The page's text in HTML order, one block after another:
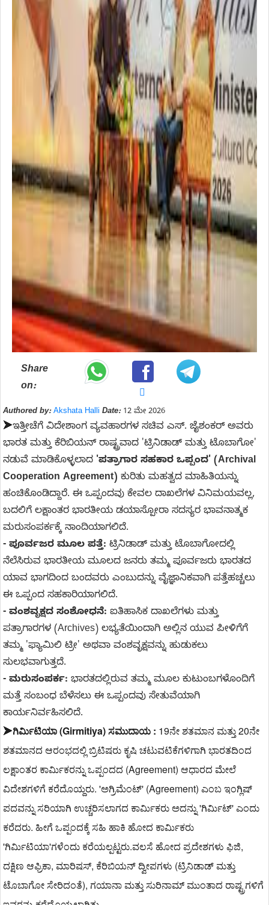
Share
on:
Authored by: Akshata Halli Date:12 ಮೇ 2026
➤ಇತ್ತೀಚೆಗೆ ವಿದೇಶಾಂಗ ವ್ಯವಹಾರಗಳ ಸಚಿವ ಎಸ್. ಜೈಶಂಕರ್ ಅವರು
ಭಾರತ ಮತ್ತು ಕೆರಿಬಿಯನ್ ರಾಷ್ಟ್ರವಾದ 'ಟ್ರಿನಿಡಾಡ್ ಮತ್ತು ಟೊಬಾಗೋ'
ನಡುವೆ ಮಾಡಿಕೊಳ್ಳಲಾದ 'ಪತ್ರಾಗಾರ ಸಹಕಾರ ಒಪ್ಪಂದ' (Archival
Cooperation Agreement) ಕುರಿತು ಮಹತ್ವದ ಮಾಹಿತಿಯನ್ನು
ಹಂಚಿಕೊಂಡಿದ್ದಾರೆ. ಈ ಒಪ್ಪಂದವು ಕೇವಲ ದಾಖಲೆಗಳ ವಿನಿಮಯವಲ್ಲ,
ಬದಲಿಗೆ ಲಕ್ಷಾಂತರ ಭಾರತೀಯ ಡಯಾಸ್ಪೋರಾ ಸದಸ್ಯರ ಭಾವನಾತ್ಮಕ
ಮರುಸಂಪರ್ಕಕ್ಕೆ ನಾಂದಿಯಾಗಲಿದೆ.
- ಪೂರ್ವಜರ ಮೂಲ ಪತ್ತೆ: ಟ್ರಿನಿಡಾಡ್ ಮತ್ತು ಟೊಬಾಗೋದಲ್ಲಿ
ನೆಲೆಸಿರುವ ಭಾರತೀಯ ಮೂಲದ ಜನರು ತಮ್ಮ ಪೂರ್ವಜರು ಭಾರತದ
ಯಾವ ಭಾಗದಿಂದ ಬಂದವರು ಎಂಬುದನ್ನು ವೈಜ್ಞಾನಿಕವಾಗಿ ಪತ್ತೆಹಚ್ಚಲು
ಈ ಒಪ್ಪಂದ ಸಹಕಾರಿಯಾಗಲಿದೆ.
- ವಂಶವೃಕ್ಷದ ಸಂಶೋಧನೆ: ಐತಿಹಾಸಿಕ ದಾಖಲೆಗಳು ಮತ್ತು
ಪತ್ರಾಗಾರಗಳ (Archives) ಲಭ್ಯತೆಯಿಂದಾಗಿ ಅಲ್ಲಿನ ಯುವ ಪೀಳಿಗೆಗೆ
ತಮ್ಮ 'ಫ್ಯಾಮಿಲಿ ಟ್ರೀ' ಅಥವಾ ವಂಶವೃಕ್ಷವನ್ನು ಹುಡುಕಲು
ಸುಲಭವಾಗುತ್ತದೆ.
- ಮರುಸಂಪರ್ಕ: ಭಾರತದಲ್ಲಿರುವ ತಮ್ಮ ಮೂಲ ಕುಟುಂಬಗಳೊಂದಿಗೆ
ಮತ್ತೆ ಸಂಬಂಧ ಬೆಳೆಸಲು ಈ ಒಪ್ಪಂದವು ಸೇತುವೆಯಾಗಿ
ಕಾರ್ಯನಿರ್ವಹಿಸಲಿದೆ.
➤ಗಿರ್ಮಿಟಿಯಾ (Girmitiya) ಸಮುದಾಯ : 19ನೇ ಶತಮಾನ ಮತ್ತು 20ನೇ
ಶತಮಾನದ ಆರಂಭದಲ್ಲಿ ಬ್ರಿಟಿಷರು ಕೃಷಿ ಚಟುವಟಿಕೆಗಳಿಗಾಗಿ ಭಾರತದಿಂದ
ಲಕ್ಷಾಂತರ ಕಾರ್ಮಿಕರನ್ನು ಒಪ್ಪಂದದ (Agreement) ಆಧಾರದ ಮೇಲೆ
ವಿದೇಶಗಳಿಗೆ ಕರೆದೊಯ್ದರು. 'ಅಗ್ರಿಮೆಂಟ್' (Agreement) ಎಂಬ ಇಂಗ್ಲಿಷ್
ಪದವನ್ನು ಸರಿಯಾಗಿ ಉಚ್ಚರಿಸಲಾಗದ ಕಾರ್ಮಿಕರು ಅದನ್ನು 'ಗಿರ್ಮಿಟ್' ಎಂದು
ಕರೆದರು. ಹೀಗೆ ಒಪ್ಪಂದಕ್ಕೆ ಸಹಿ ಹಾಕಿ ಹೋದ ಕಾರ್ಮಿಕರು
'ಗಿರ್ಮಿಟಿಯಾ'ಗಳೆಂದು ಕರೆಯಲ್ಪಟ್ಟರು.ವಲಸೆ ಹೋದ ಪ್ರದೇಶಗಳು ಫಿಜಿ,
ದಕ್ಷಿಣ ಆಫ್ರಿಕಾ, ಮಾರಿಷಸ್, ಕೆರಿಬಿಯನ್ ದ್ವೀಪಗಳು (ಟ್ರಿನಿಡಾಡ್ ಮತ್ತು
ಟೊಬಾಗೋ ಸೇರಿದಂತೆ), ಗಯಾನಾ ಮತ್ತು ಸುರಿನಾಮ್ ಮುಂತಾದ ರಾಷ್ಟ್ರಗಳಿಗೆ